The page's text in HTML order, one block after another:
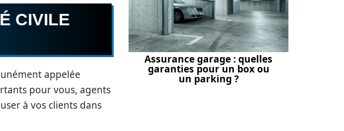
CIVILE
appelée
pour vous, agents
à vos clients dans
Assurance garage : quelles
garanties pour un box ou
un parking ?